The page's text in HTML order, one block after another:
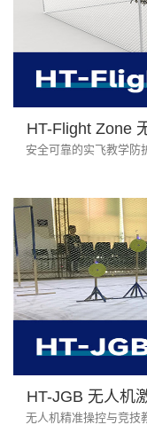
HT-Flight Zone
安全可靠的实飞教学防
HT-JGB 无人机
无人机精准操控与竞技